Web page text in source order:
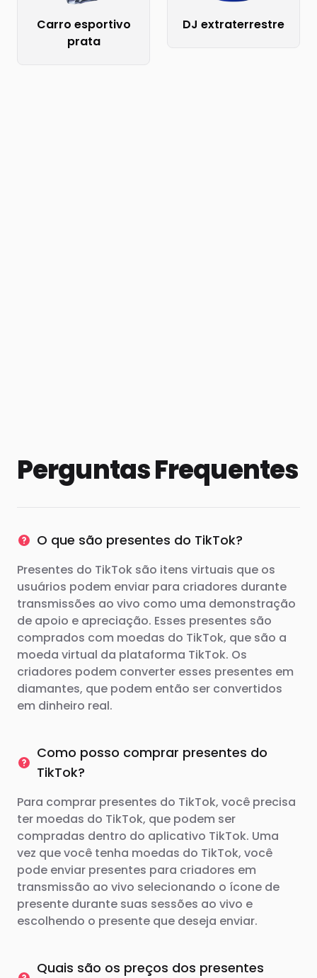
Carro esportivo
prata
DJ extraterrestre
Perguntas Frequentes
O que são presentes do TikTok?
Presentes do TikTok são itens virtuais que os
usuários podem enviar para criadores durante
transmissões ao vivo como uma demonstração
de apoio e apreciação. Esses presentes são
comprados com moedas do TikTok, que são a
moeda virtual da plataforma TikTok. Os
criadores podem converter esses presentes em
diamantes, que podem então ser convertidos
em dinheiro real.
Como posso comprar presentes do
TikTok?
Para comprar presentes do TikTok, você precisa
ter moedas do TikTok, que podem ser
compradas dentro do aplicativo TikTok. Uma
vez que você tenha moedas do TikTok, você
pode enviar presentes para criadores em
transmissão ao vivo selecionando o ícone de
presente durante suas sessões ao vivo e
escolhendo o presente que deseja enviar.
Quais são os preços dos presentes